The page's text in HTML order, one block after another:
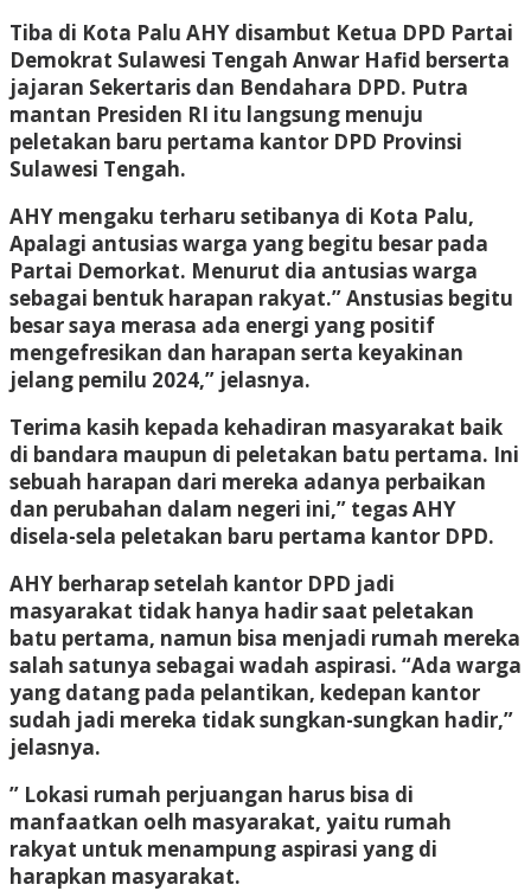
Tiba di Kota Palu AHY disambut Ketua DPD Partai
Demokrat Sulawesi Tengah Anwar Hafid berserta
jajaran Sekertaris dan Bendahara DPD. Putra
mantan Presiden RI itu langsung menuju
peletakan baru pertama kantor DPD Provinsi
Sulawesi Tengah.
AHY mengaku terharu setibanya di Kota Palu,
Apalagi antusias warga yang begitu besar pada
Partai Demorkat. Menurut dia antusias warga
sebagai bentuk harapan rakyat.” Anstusias begitu
besar saya merasa ada energi yang positif
mengefresikan dan harapan serta keyakinan
jelang pemilu 2024,” jelasnya.
Terima kasih kepada kehadiran masyarakat baik
di bandara maupun di peletakan batu pertama. Ini
sebuah harapan dari mereka adanya perbaikan
dan perubahan dalam negeri ini,” tegas AHY
disela-sela peletakan baru pertama kantor DPD.
AHY berharap setelah kantor DPD jadi
masyarakat tidak hanya hadir saat peletakan
batu pertama, namun bisa menjadi rumah mereka
salah satunya sebagai wadah aspirasi. “Ada warga
yang datang pada pelantikan, kedepan kantor
sudah jadi mereka tidak sungkan-sungkan hadir,”
jelasnya.
” Lokasi rumah perjuangan harus bisa di
manfaatkan oelh masyarakat, yaitu rumah
rakyat untuk menampung aspirasi yang di
harapkan masyarakat.